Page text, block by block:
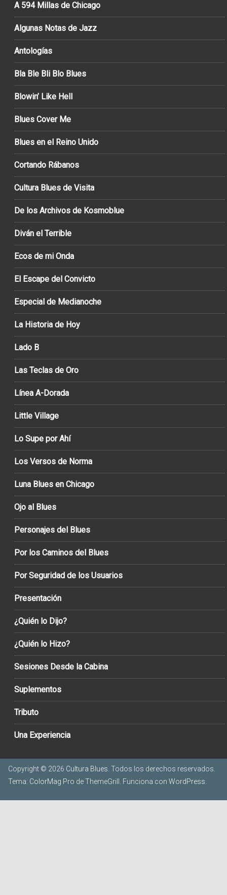
A 594 Millas de Chicago
Algunas Notas de Jazz
Antologías
Bla Ble Bli Blo Blues
Blowin’ Like Hell
Blues Cover Me
Blues en el Reino Unido
Cortando Rábanos
Cultura Blues de Visita
De los Archivos de Kosmoblue
Diván el Terrible
Ecos de mi Onda
El Escape del Convicto
Especial de Medianoche
La Historia de Hoy
Lado B
Las Teclas de Oro
Línea A-Dorada
Little Village
Lo Supe por Ahí
Los Versos de Norma
Luna Blues en Chicago
Ojo al Blues
Personajes del Blues
Por los Caminos del Blues
Por Seguridad de los Usuarios
Presentación
¿Quién lo Dijo?
¿Quién lo Hizo?
Sesiones Desde la Cabina
Suplementos
Tributo
Una Experiencia
Copyright © 2026 Cultura Blues . Todos los derechos reservados.
Tema: ColorMag Pro de ThemeGrill. Funciona con WordPress